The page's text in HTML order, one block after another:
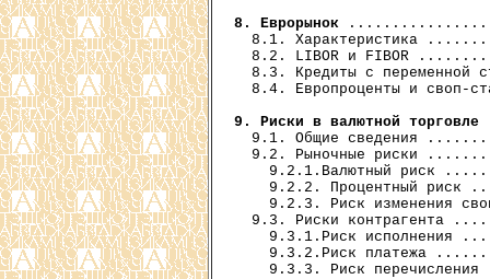
8. Еврорынок
8.1. Характеристика
8.2. LIBOR и FIBOR
8.3. Кредиты с переменной
8.4. Европроценты и своп-
9. Риски в валютной торговле
9.1. Общие сведения
9.2. Рыночные риски
9.2.1.Валютный риск
9.2.2. Процентный риск
9.2.3. Риск изменения
9.3. Риски контрагента
9.3.1.Риск исполнения
9.3.2.Риск платежа
9.3.3. Риск перечисления